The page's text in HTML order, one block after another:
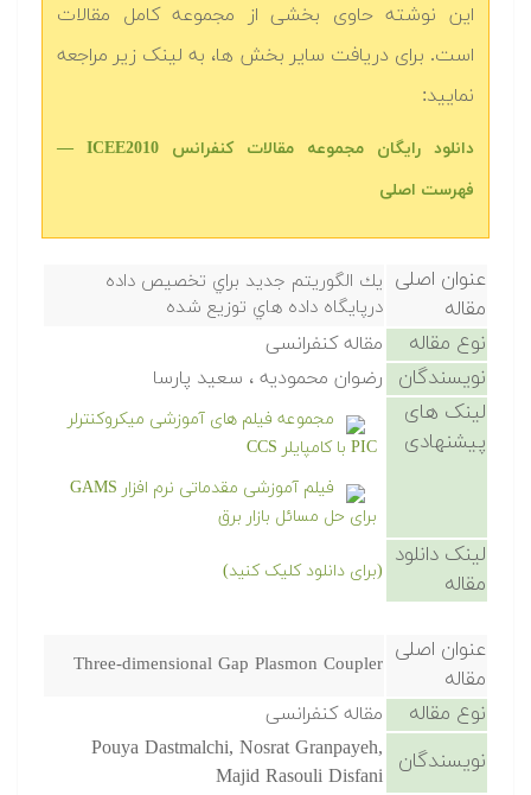
این نوشته حاوی بخشی از مجموعه کامل مقالات
است. برای دریافت سایر بخش ها، به لینک زیر مراجعه
نمایید:
دانلود رایگان مجموعه مقالات کنفرانس ICEE2010 —
فهرست اصلی
عنوان اصلی
مقاله
يك الگوريتم جديد براي تخصيص داده
درپايگاه داده هاي توزيع شده
نوع مقاله مقاله کنفرانسی
نویسندگان رضوان محموديه ، سعيد پارسا
لینک های
پیشنهادی
مجموعه فیلم های آموزشی میکروکنترلر
PIC با کامپایلر CCS
فیلم آموزشی مقدماتی نرم افزار GAMS
برای حل مسائل بازار برق
لینک دانلود
مقاله
(برای دانلود کلیک کنید)
عنوان اصلی
مقاله
Three-dimensional Gap Plasmon Coupler
نوع مقاله مقاله کنفرانسی
نویسندگان
Pouya Dastmalchi, Nosrat Granpayeh,
Majid Rasouli Disfani